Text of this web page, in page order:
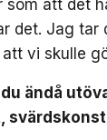
att det
det. Jag tar
vi skulle
ändå